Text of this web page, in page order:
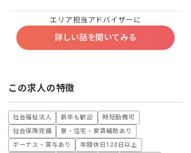
エリア担当アドバイザーに
詳しい話を聞いてみる
この求人の特徴
社会福祉法人 新卒も歓迎
時短勤務可
社会保険完備
寮・住宅・家賃補助あり
ボーナス・賞与あり
年間休日120日以上